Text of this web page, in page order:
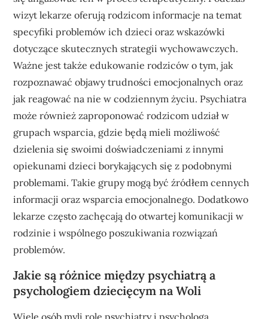
wizyt lekarze oferują rodzicom informacje na temat
specyfiki problemów ich dzieci oraz wskazówki
dotyczące skutecznych strategii wychowawczych.
Ważne jest także edukowanie rodziców o tym, jak
rozpoznawać objawy trudności emocjonalnych oraz
jak reagować na nie w codziennym życiu. Psychiatra
może również zaproponować rodzicom udział w
grupach wsparcia, gdzie będą mieli możliwość
dzielenia się swoimi doświadczeniami z innymi
opiekunami dzieci borykających się z podobnymi
problemami. Takie grupy mogą być źródłem cennych
informacji oraz wsparcia emocjonalnego. Dodatkowo
lekarze często zachęcają do otwartej komunikacji w
rodzinie i wspólnego poszukiwania rozwiązań
problemów.
Jakie są różnice między psychiatrą a
psychologiem dziecięcym na Woli
Wiele osób myli role psychiatry i psychologa